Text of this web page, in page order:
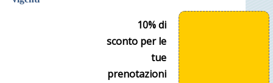
10% di
sconto per le
tue
prenotazioni